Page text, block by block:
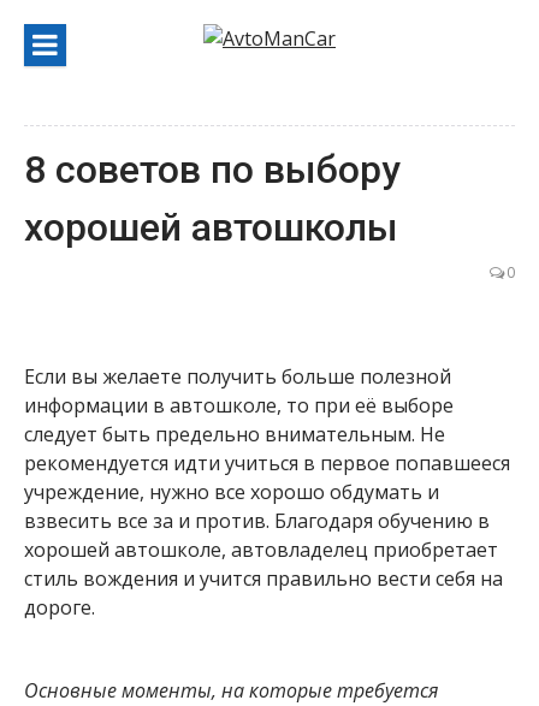
содержанию
8 советов по выбору
хорошей автошколы
0
Если вы желаете получить больше полезной
информации в автошколе, то при её выборе
следует быть предельно внимательным. Не
рекомендуется идти учиться в первое попавшееся
учреждение, нужно все хорошо обдумать и
взвесить все за и против. Благодаря обучению в
хорошей автошколе, автовладелец приобретает
стиль вождения и учится правильно вести себя на
дороге.
Основные моменты, на которые требуется